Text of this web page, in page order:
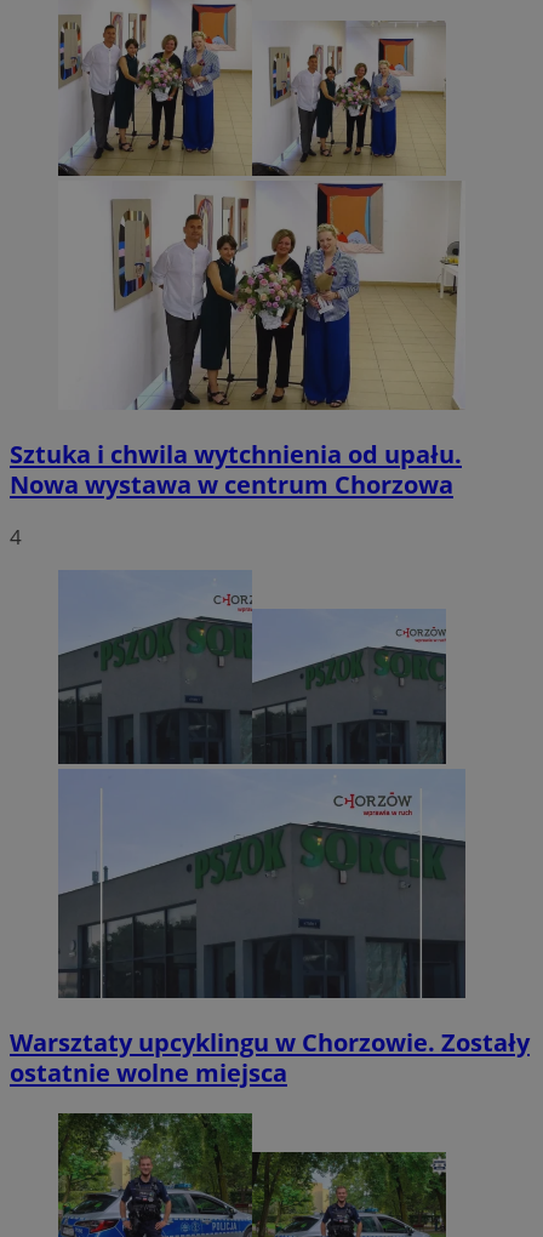
Sztuka i chwila wytchnienia od upału.
Nowa wystawa w centrum Chorzowa
4
Warsztaty upcyklingu w Chorzowie. Zostały
ostatnie wolne miejsca